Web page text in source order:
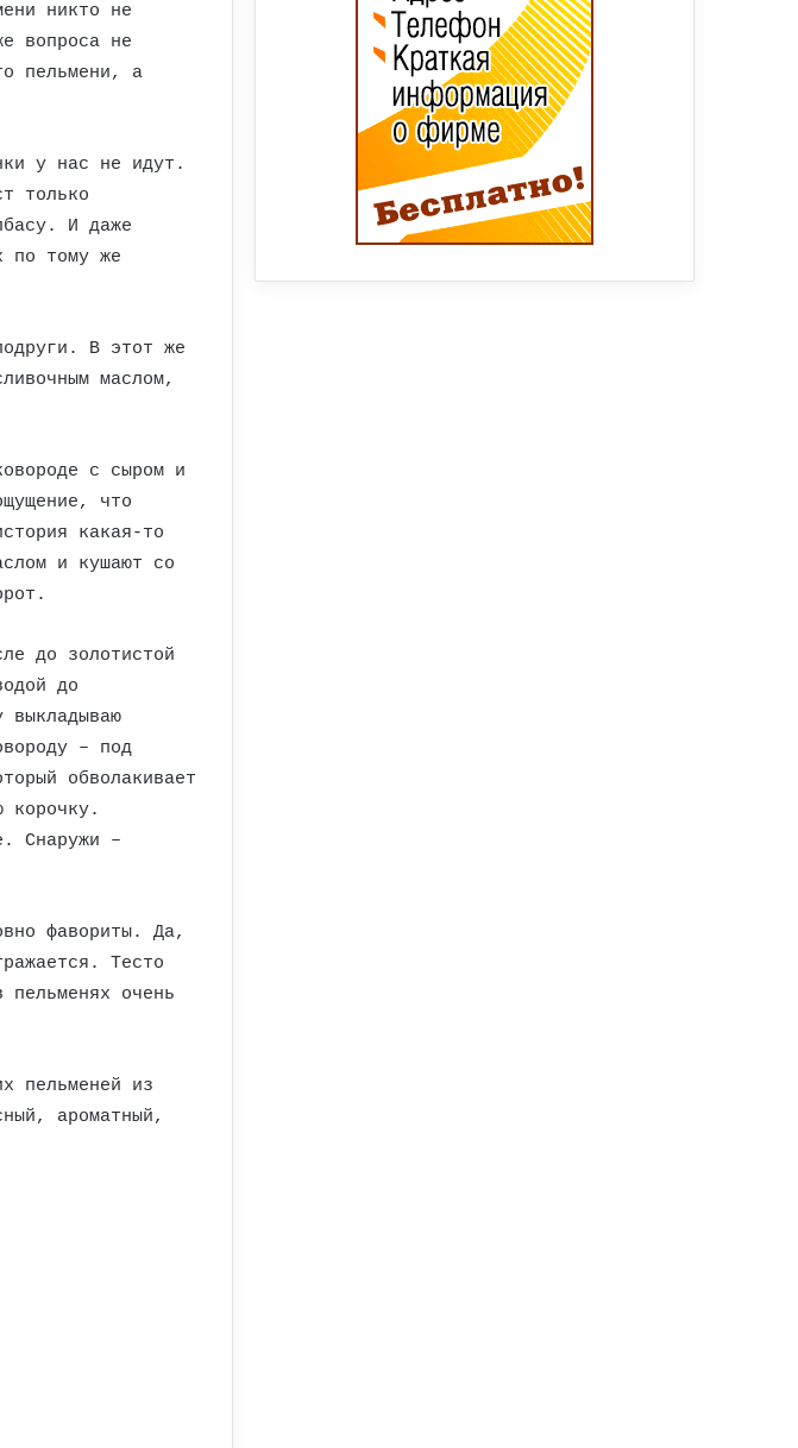
никто не
вопроса не
пельмени, а
у нас не идут.
только
И даже
по тому же
В этот же
маслом,
с сыром и
что
какая-то
и кушают со
до золотистой
до
выкладываю
– под
обволакивает
корочку.
Снаружи –
фавориты. Да,
Тесто
очень
пельменей из
ароматный,